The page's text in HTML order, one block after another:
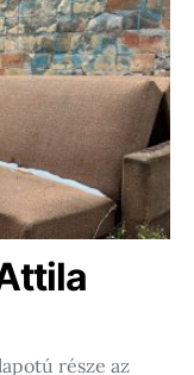
része az